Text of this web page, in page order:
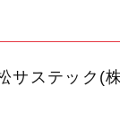
サステック(